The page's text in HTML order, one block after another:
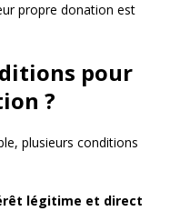
propre donation est
pour
?
plusieurs conditions
légitime et direct